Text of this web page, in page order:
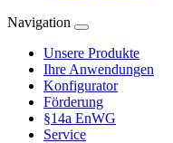
Navigation
Unsere Produkte
Ihre Anwendungen
Konfigurator
Förderung
§14a EnWG
Service